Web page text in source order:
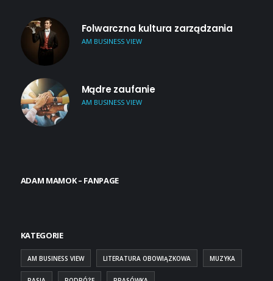
Folwarczna kultura zarządzania
AM BUSINESS VIEW
Mądre zaufanie
AM BUSINESS VIEW
ADAM MAMOK – FANPAGE
KATEGORIE
AM BUSINESS VIEW LITERATURA OBOWIĄZKOWA MUZYKA